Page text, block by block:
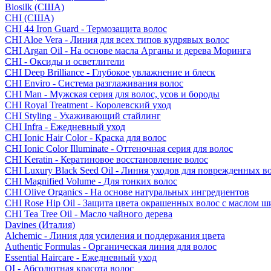
Biosilk (США)
CHI (США)
CHI 44 Iron Guard - Термозащита волос
CHI Aloe Vera - Линия для всех типов кудрявых волос
CHI Argan Oil - На основе масла Арганы и дерева Моринга
CHI - Оксиды и осветлители
CHI Deep Brilliance - Глубокое увлажнение и блеск
CHI Enviro - Система разглаживания волос
CHI Man - Мужская серия для волос, усов и бороды
CHI Royal Treatment - Королевский уход
CHI Styling - Ухаживающий стайлинг
CHI Infra - Ежедневный уход
CHI Ionic Hair Color - Краска для волос
CHI Ionic Color Illuminate - Оттеночная серия для волос
CHI Keratin - Кератиновое восстановление волос
CHI Luxury Black Seed Oil - Линия уходов для поврежденных
CHI Magnified Volume - Для тонких волос
CHI Olive Organics - На основе натуральных ингредиентов
CHI Rose Hip Oil - Защита цвета окрашенных волос с маслом
CHI Tea Tree Oil - Масло чайного дерева
Davines (Италия)
Alchemic - Линия для усиления и поддержания цвета
Authentic Formulas - Органическая линия для волос
Essential Haircare - Eжедневный уход
OI - Абсолютная красота волос